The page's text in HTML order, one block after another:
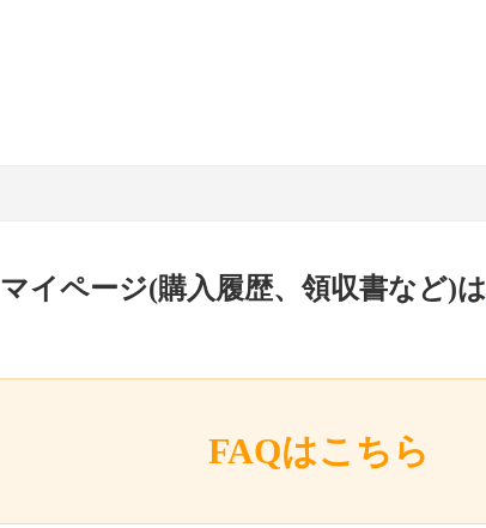
マイページ(購入履歴、領収書など)は
FAQはこちら